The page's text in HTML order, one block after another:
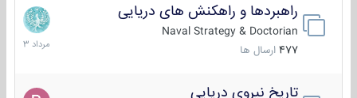
راهبردها و راهکنش های دریایی
Naval Strategy & Doctorian
477 ارسال ها
2
مرداد
1403
تاریخ نیروی دریایی
16